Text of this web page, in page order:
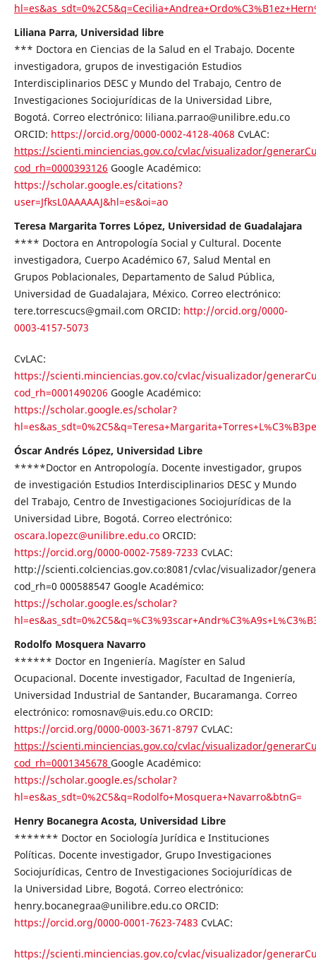
Liliana Parra, Universidad libre
*** Doctora en Ciencias de la Salud en el Trabajo. Docente
investigadora, grupos de investigación Estudios
Interdisciplinarios DESC y Mundo del Trabajo, Centro de
Investigaciones Sociojurídicas de la Universidad Libre,
Bogotá. Correo electrónico: liliana.parrao@unilibre.edu.co
ORCID: https://orcid.org/0000-0002-4128-4068 CvLAC:
https://scienti.minciencias.gov.co/cvlac/visualizador/
cod_rh=0000393126 Google Académico:
https://scholar.google.es/citations?
user=JfksL0AAAAAJ&hl=es&oi=ao
Teresa Margarita Torres López, Universidad de Guadalajara
**** Doctora en Antropología Social y Cultural. Docente
investigadora, Cuerpo Académico 67, Salud Mental en
Grupos Poblacionales, Departamento de Salud Pública,
Universidad de Guadalajara, México. Correo electrónico:
tere.torrescucs@gmail.com ORCID: http://orcid.org/0000-
0003-4157-5073
CvLAC:
https://scienti.minciencias.gov.co/cvlac/visualizador/
cod_rh=0001490206 Google Académico:
https://scholar.google.es/scholar?
Óscar Andrés López, Universidad Libre
*****Doctor en Antropología. Docente investigador, grupos
de investigación Estudios Interdisciplinarios DESC y Mundo
del Trabajo, Centro de Investigaciones Sociojurídicas de la
Universidad Libre, Bogotá. Correo electrónico:
oscara.lopezc@unilibre.edu.coORCID:
https://orcid.org/0000-0002-7589-7233 CvLAC:
http://scienti.colciencias.gov.co:8081/cvlac/visualizador/
cod_rh=0 000588547 Google Académico:
https://scholar.google.es/scholar?
Rodolfo Mosquera Navarro
****** Doctor en Ingeniería. Magíster en Salud
Ocupacional. Docente investigador, Facultad de Ingeniería,
Universidad Industrial de Santander, Bucaramanga. Correo
electrónico: romosnav@uis.edu.co ORCID:
https://orcid.org/0000-0003-3671-8797 CvLAC:
https://scienti.minciencias.gov.co/cvlac/visualizador/
cod_rh=0001345678 Google Académico:
https://scholar.google.es/scholar?
hl=es&as_sdt=0%2C5&q=Rodolfo+Mosquera+Navarro&btnG=
Henry Bocanegra Acosta, Universidad Libre
******* Doctor en Sociología Jurídica e Instituciones
Políticas. Docente investigador, Grupo Investigaciones
Sociojurídicas, Centro de Investigaciones Sociojurídicas de
la Universidad Libre, Bogotá. Correo electrónico:
henry.bocanegraa@unilibre.edu.co ORCID:
https://orcid.org/0000-0001-7623-7483 CvLAC:
https://scienti.minciencias.gov.co/cvlac/visualizador/